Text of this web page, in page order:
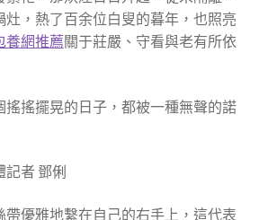
灶，熱了百余位白叟的暮年，也照亮
養網推薦關于莊嚴、守看與老有所依
搖搖擺晃的日子，都被一種無聲的諾
者 鄧俐
帶優雅地繫在自己的右手上，這代表